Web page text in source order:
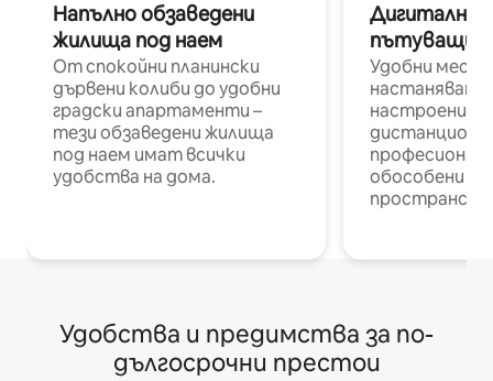
Напълно обзаведени
жилища под наем
От спокойни планински
дървени колиби до удобни
градски апартаменти –
тези обзаведени жилища
под наем имат всички
удобства на дома.
Дигитални
пътуващи
Удобни
настаняване
настроени и
обособени
Удобства и предимства за по-
дългосрочни престои